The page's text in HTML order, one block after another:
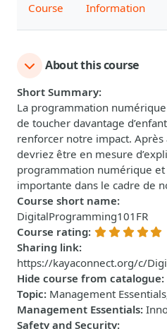
Course Information
About this course
Short Summary:
La programmation
de toucher davantage
renforcer notre impact. Après
devriez être en mesure
programmation numérique
importante dans le cadre de
Course short name:
DigitalProgramming101FR
Course rating:
Sharing link:
https://kayaconnect.org/c/
Hide course from catalogue:
Topic: Management
Management Essentials:
Safety and Security: